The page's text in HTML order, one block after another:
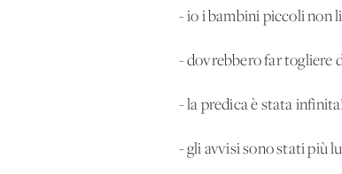
- io i bambini piccoli non
- dovrebbero far togliere
- la predica è stata infinita!
- gli avvisi sono stati più